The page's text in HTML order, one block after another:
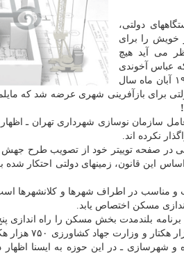
دولتی،
خویش را برای
می آید هیچ
عباس آخوندی
ـ وزیر سابق راه و شهرسازی ـ در جلسه تودیع خود در ۱۹ آبان ماه سال
ـ مدیرعامل سازمان نوسازی شهرداری
نکرده اند.
شورای اسلامی در صفحه توییتر خود از تصویب
این قانون، زمینهای دولتی احتکار
و مناسب در اطراف شهرها و کلانشهرها
مسکن اختصاص یابد.
بلندمدت بخش مسکن را راه اندازی
اعلام نمود و خبر
شهرسازی ـ در این حوزه به ایسنا اظهار